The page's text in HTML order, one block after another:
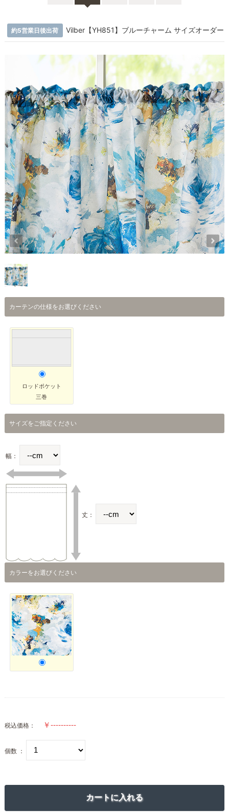
約5営業日後出荷 Vilber【YH851】ブルーチャーム サイズオーダー
カーテンの仕様をお選びください
ロッドポケット
三巻
サイズをご指定ください
幅：
丈：
カラーをお選びください
税込価格：
個数 ：